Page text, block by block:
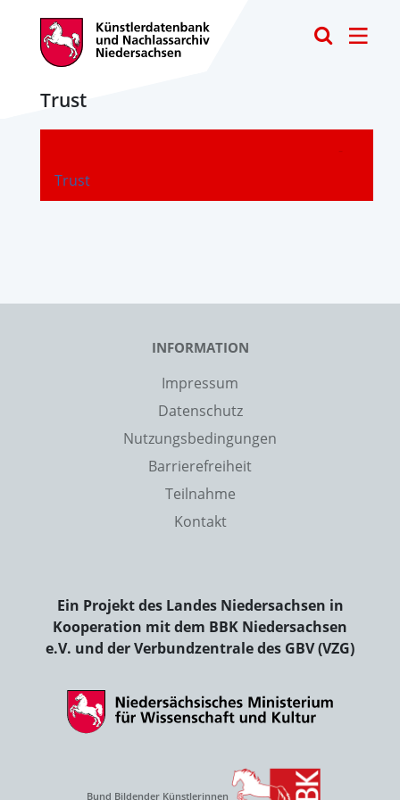
Trust
Trust
-
INFORMATION
Impressum
Datenschutz
Nutzungsbedingungen
Barrierefreiheit
Teilnahme
Kontakt
Ein Projekt des Landes Niedersachsen in
Kooperation mit dem BBK Niedersachsen
e.V. und der Verbundzentrale des GBV (VZG)
Bund Bildender Künstlerinnen